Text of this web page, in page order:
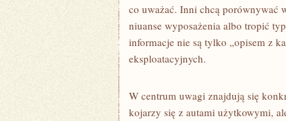
co uważać. Inni chcą porównywać
niuanse wyposażenia albo tropić
informacje nie są tylko „opisem z
eksploatacyjnych.
W centrum uwagi znajdują się
kojarzy się z autami użytkowymi,